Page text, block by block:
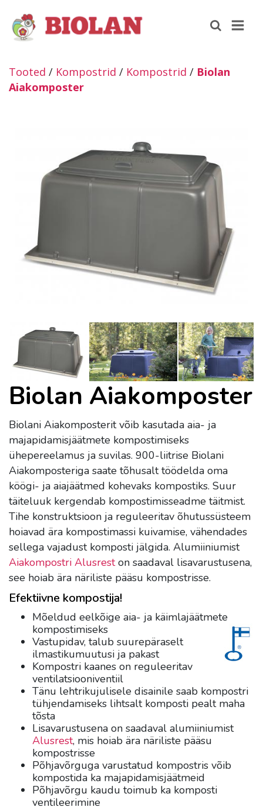
Tooted / Kompostrid / Kompostrid / Biolan
Aiakomposter
Biolan Aiakomposter
Biolani Aiakomposterit võib kasutada aia- ja
majapidamisjäätmete kompostimiseks
ühepereelamus ja suvilas. 900-liitrise Biolani
Aiakomposteriga saate tõhusalt töödelda oma
köögi- ja aiajäätmed kohevaks kompostiks. Suur
täiteluuk kergendab kompostimisseadme täitmist.
Tihe konstruktsioon ja reguleeritav õhutussüsteem
hoiavad ära kompostimassi kuivamise, vähendades
sellega vajadust komposti jälgida. Alumiiniumist
Aiakompostri Alusreston saadaval lisavarustusena,
see hoiab ära näriliste pääsu kompostrisse.
Efektiivne kompostija!
Mõeldud eelkõige aia- ja käimlajäätmete
kompostimiseks
Vastupidav, talub suurepäraselt
ilmastikumuutusi ja pakast
Kompostri kaanes on reguleeritav
ventilatsiooniventiil
Tänu lehtrikujulisele disainile saab kompostri
tühjendamiseks lihtsalt komposti pealt maha
tõsta
Lisavarustusena on saadaval alumiiniumist
Alusrest, mis hoiab ära näriliste pääsu
kompostrisse
Põhjavõrguga varustatud kompostris võib
kompostida ka majapidamisjäätmeid
Põhjavõrgu kaudu toimub ka komposti
ventileerimine